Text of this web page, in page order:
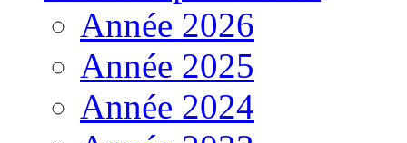
Année 2026
Année 2025
Année 2024